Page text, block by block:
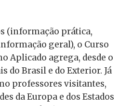
(informação prática,
geral), o Curso
Aplicado agrega, desde o
do Brasil e do Exterior. Já
professores visitantes,
da Europa e dos Estados